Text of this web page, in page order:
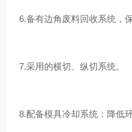
6.备有边角废料回收系统，
7.采用的横切、纵切系统。
8.配备模具冷却系统：降低